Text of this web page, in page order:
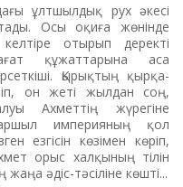
ұлтшылдық рух әкесі
Осы оқиға жөнінде
отырып деректі
құжаттарына аса
Қырықтың қыр­қа­
он жеті жылдан соң,
Ахметтің жүрегіне
империяның қол
езгісін көзімен көріп,
орыс халқының тілін
әдіс-тәсіліне көшті...